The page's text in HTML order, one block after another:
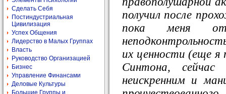
Сделать Себя
Постиндустриальная
Цивилизация
Успех Общения
Лидерство в Малых Группах
Власть
Руководство Организацией
Бизнес
Управление Финансами
Деловые Культуры
Большие Группы и
получил после
пока меня
их ценности (еще я
Синтона,
неискренним и